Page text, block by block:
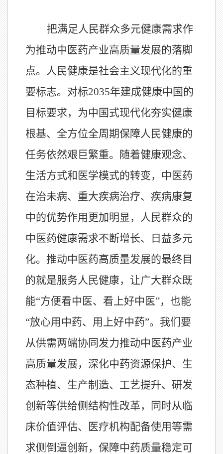
把满足人民群众多元健康需求作
为推动中医药产业高质量发展的落脚
点。人民健康是社会主义现代化的重
要标志。对标2035年建成健康中国的
目标要求，为中国式现代化夯实健康
根基、全方位全周期保障人民健康的
任务依然艰巨繁重。随着健康观念、
生活方式和医学模式的转变，中医药
在治未病、重大疾病治疗、疾病康复
中的优势作用更加明显，人民群众的
中医药健康需求不断增长、日益多元
化。推动中医药高质量发展的最终目
的就是服务人民健康，让广大群众既
能“方便看中医、看上好中医”，也能
“放心用中药、用上好中药”。我们要
从供需两端协同发力推动中医药产业
高质量发展，深化中药资源保护、生
态种植、生产制造、工艺提升、研发
创新等供给侧结构性改革，同时从临
床价值评估、医疗机构配备使用等需
求侧倒逼创新，保障中药质量稳定可